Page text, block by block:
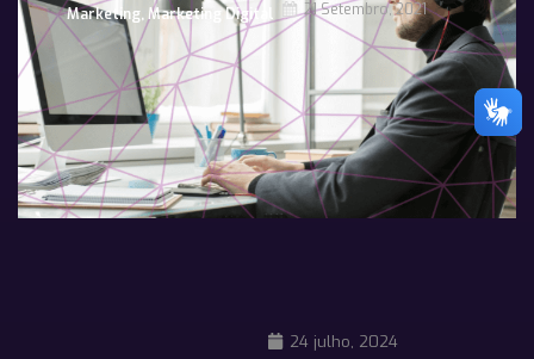
Marketing, Marketing Digital 21 Setembro, 2021
24 julho, 2024